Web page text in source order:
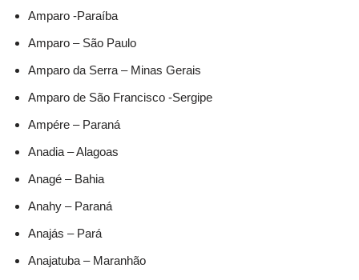
Amparo -Paraíba
Amparo – São Paulo
Amparo da Serra – Minas Gerais
Amparo de São Francisco -Sergipe
Ampére – Paraná
Anadia – Alagoas
Anagé – Bahia
Anahy – Paraná
Anajás – Pará
Anajatuba – Maranhão